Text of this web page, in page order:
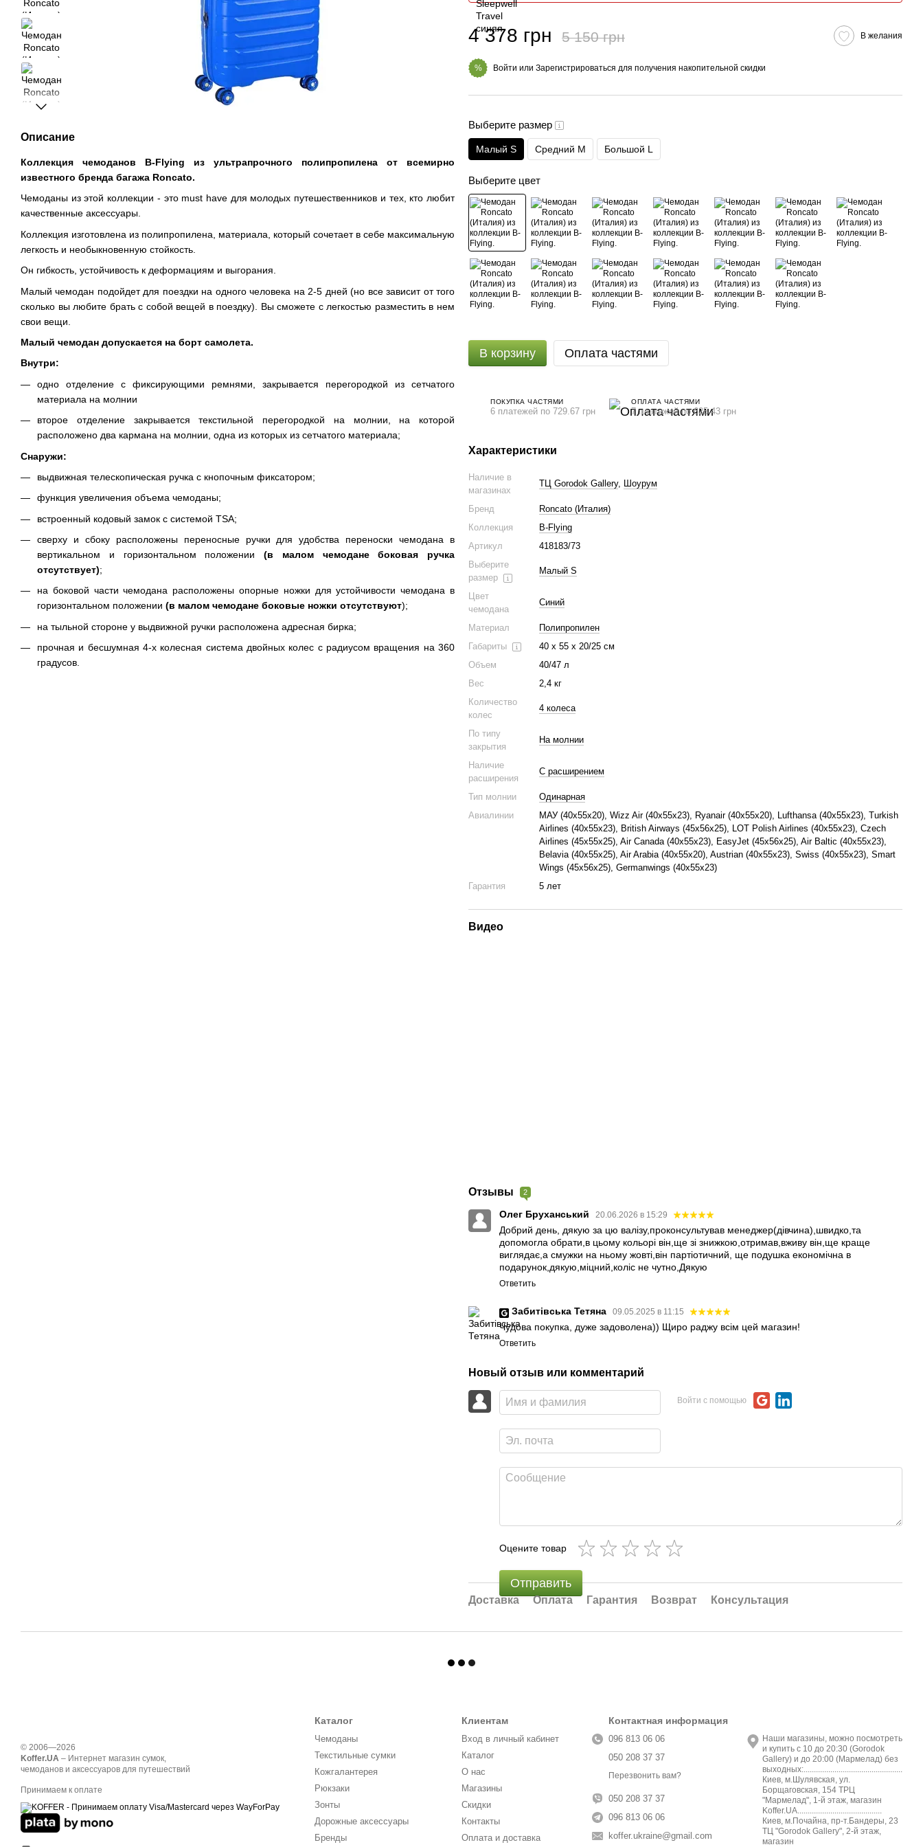
Описание
Коллекция чемоданов B-Flying из ультрапрочного полипропилена от всемирно
известного бренда багажа Roncato.
Чемоданы из этой коллекции - это must have для молодых путешественников и тех, кто любит
качественные аксессуары.
Коллекция изготовлена ​​из полипропилена, материала, который сочетает в себе максимальную
легкость и необыкновенную стойкость.
Он гибкость, устойчивость к деформациям и выгорания.
Малый чемодан подойдет для поездки на одного человека на 2-5 дней (но все зависит от того
сколько вы любите брать с собой вещей в поездку). Вы сможете с легкостью разместить в нем
свои вещи.
Малый чемодан допускается на борт самолета.
Внутри:
одно отделение с фиксирующими ремнями, закрывается перегородкой из сетчатого
материала на молнии
второе отделение закрывается текстильной перегородкой на молнии, на которой
расположено два кармана на молнии, одна из которых из сетчатого материала;
Снаружи:
выдвижная телескопическая ручка с кнопочным фиксатором;
функция увеличения объема чемоданы;
встроенный кодовый замок с системой TSA;
сверху и сбоку расположены переносные ручки для удобства переноски чемодана в
вертикальном и горизонтальном положении (в малом чемодане боковая ручка
отсутствует);
на боковой части чемодана расположены опорные ножки для устойчивости чемодана в
горизонтальном положении (в малом чемодане боковые ножки отсутствуют);
на тыльной стороне у выдвижной ручки расположена адресная бирка;
прочная и бесшумная 4-х колесная система двойных колес с радиусом вращения на 360
градусов.
4 378 грн 5 150 грн В желания
% Войти или Зарегистрироваться для получения накопительной скидки
Выберите размер
Малый S Средний M Большой L
Выберите цвет
В корзину Оплата частями
ПОКУПКА ЧАСТЯМИ
6 платежей по 729.67 грн
ОПЛАТА ЧАСТЯМИ
7 платежей по 625.43 грн
Характеристики
Наличие в
магазинах
ТЦ Gorodok Gallery, Шоурум
Бренд
Roncato (Италия)
Коллекция
B-Flying
Артикул
418183/73
Выберите
размер
Малый S
Цвет
чемодана
Синий
Материал
Полипропилен
Габариты
40 x 55 x 20/25 см
Объем
40/47 л
Вес
2,4 кг
Количество
колес
4 колеса
По типу
закрытия
На молнии
Наличие
расширения
С расширением
Тип молнии
Одинарная
Авиалинии
МАУ (40х55х20), Wizz Air (40х55х23), Ryanair (40х55х20), Lufthansa (40х55х23), Turkish
Airlines (40x55x23), British Airways (45x56x25), LOT Polish Airlines (40x55x23), Czech
Airlines (45x55x25), Air Canada (40x55x23), EasyJet (45х56х25), Air Baltic (40x55x23),
Belavia (40х55х25), Air Arabia (40х55х20), Austrian (40x55x23), Swiss (40x55x23), Smart
Wings (45x56x25), Germanwings (40x55x23)
Гарантия
5 лет
Видео
Отзывы 2
Олег Бруханський 20.06.2026 в 15:29
Добрий день, дякую за цю валізу,проконсультував менеджер(дівчина),швидко,та
допомогла обрати,в цьому кольорі він,ще зі знижкою,отримав,вживу він,ще краще
виглядає,а смужки на ньому жовті,він партіотичний, ще подушка економічна в
подарунок,дякую,міцний,коліс не чутно,Дякую
Ответить
Забитівська Тетяна 09.05.2025 в 11:15
Чудова покупка, дуже задоволена)) Щиро раджу всім цей магазин!
Ответить
Новый отзыв или комментарий
Войти с помощью
Оцените товар
Отправить
Доставка Оплата Гарантия Возврат Консультация
© 2006—2026
Koffer.UA – Интернет магазин сумок,
чемоданов и аксессуаров для путешествий
Принимаем к оплате
Каталог
Чемоданы
Текстильные сумки
Кожгалантерея
Рюкзаки
Зонты
Дорожные аксессуары
Бренды
Клиентам
Вход в личный кабинет
Каталог
О нас
Магазины
Скидки
Контакты
Оплата и доставка
Контактная информация
096 813 06 06
050 208 37 37
Перезвонить вам?
050 208 37 37
096 813 06 06
koffer.ukraine@gmail.com
Наши магазины, можно посмотреть
и купить с 10 до 20:30 (Gorodok
Gallery) и до 20:00 (Мармелад) без
выходных:................................................
Киев, м.Шулявская, ул.
Борщаговская, 154 ТРЦ
"Мармелад", 1-й этаж, магазин
Koffer.UA.........................................
Киев, м.Почайна, пр-т.Бандеры, 23
ТЦ "Gorodok Gallery", 2-й этаж,
магазин